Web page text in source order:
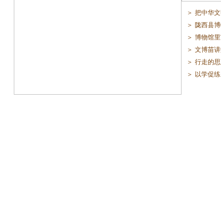
＞ 把中华
＞ 陇西县
＞ 博物馆
＞ 文博苗
＞ 行走的
＞ 以学促